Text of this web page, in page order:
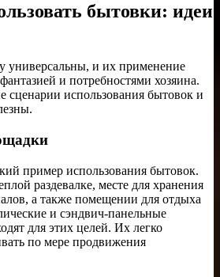
бытовки: идеи
универсальны, и их применение
и потребностями хозяина.
сценарии использования бытовок и
пример использования бытовок.
раздевалке, месте для хранения
а также помещении для отдыха
и сэндвич-панельные
для этих целей. Их легко
по мере продвижения